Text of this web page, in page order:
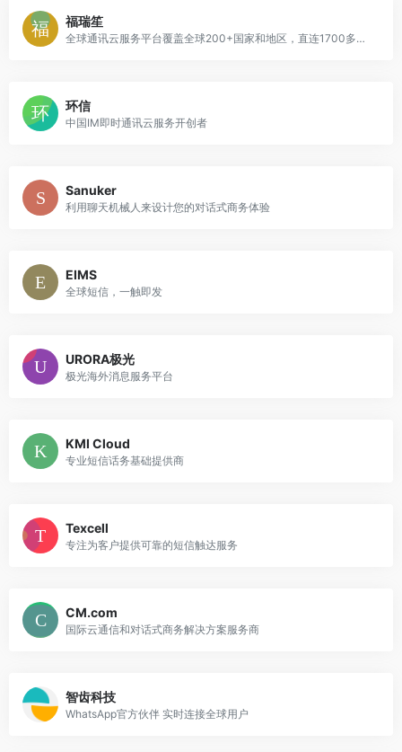
福瑞笙
全球通讯云服务平台覆盖全球200+国家和地区，直连1700多家运营商
环信
中国IM即时通讯云服务开创者
Sanuker
利用聊天机械人来设计您的对话式商务体验
EIMS
全球短信，一触即发
URORA极光
极光海外消息服务平台
KMI Cloud
专业短信话务基础提供商
Texcell
专注为客户提供可靠的短信触达服务
CM.com
国际云通信和对话式商务解决方案服务商
智齿科技
WhatsApp官方伙伴 实时连接全球用户